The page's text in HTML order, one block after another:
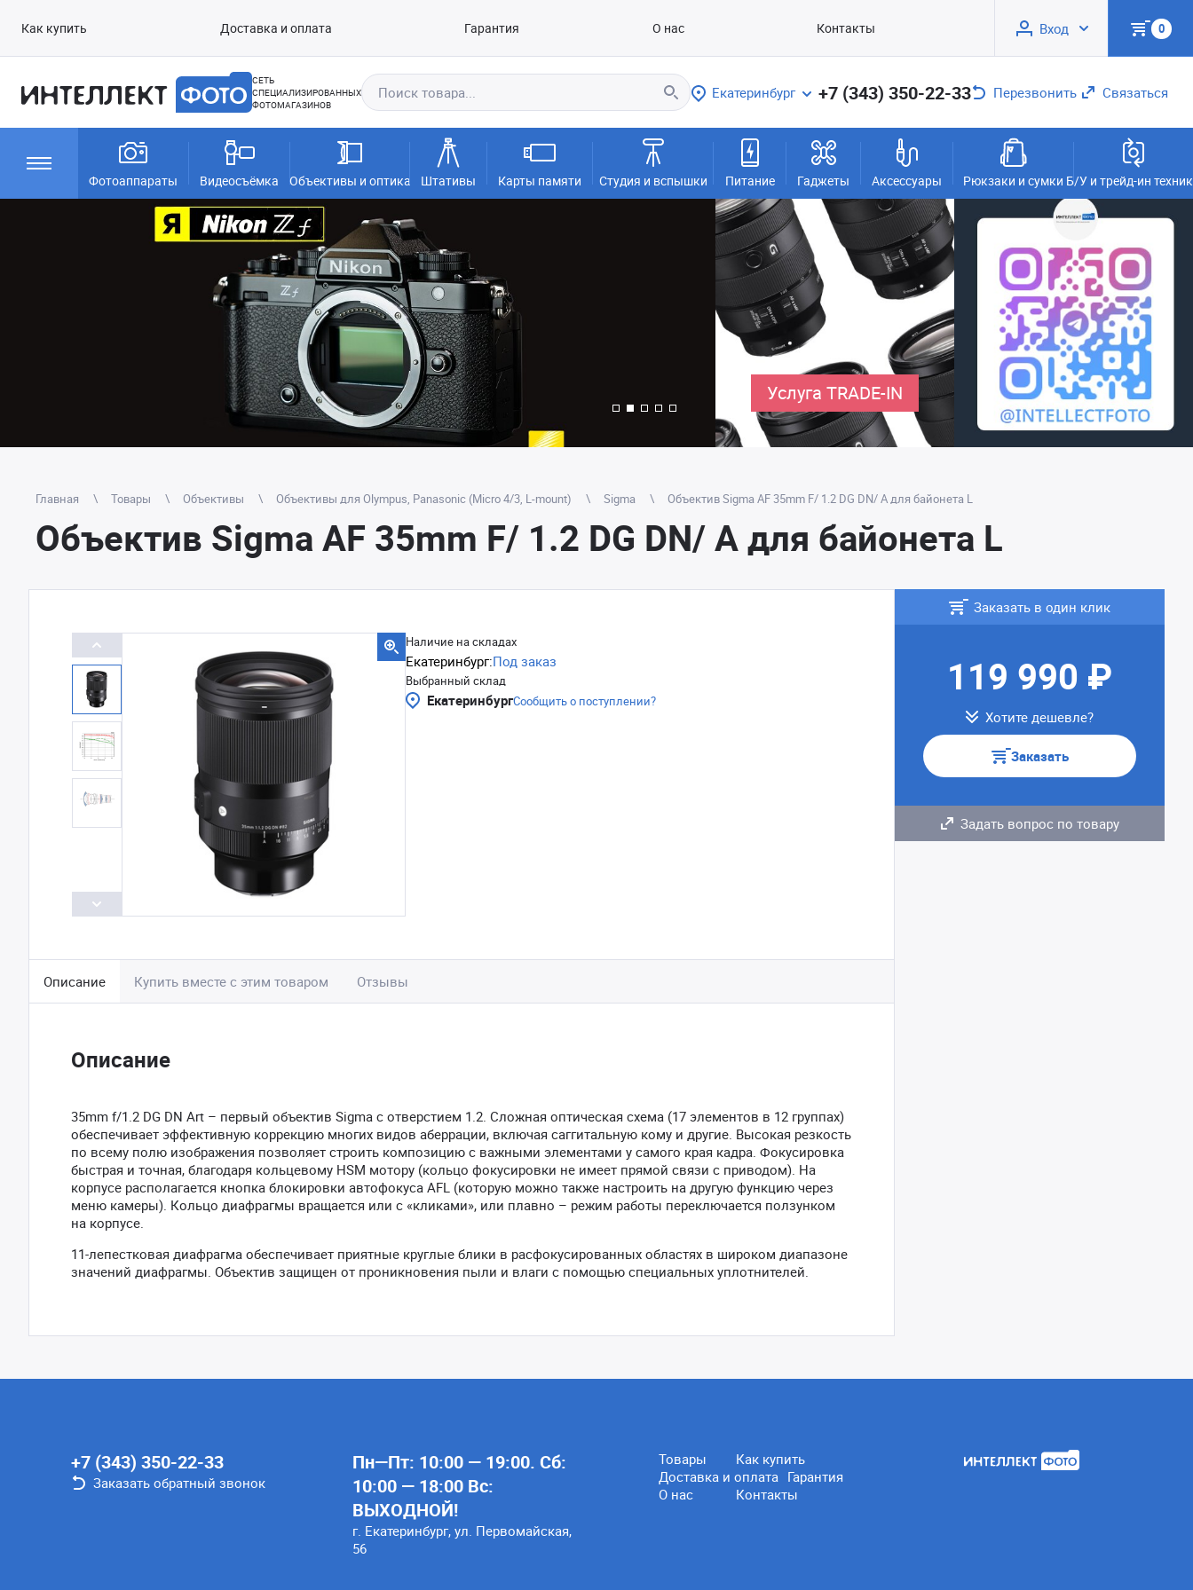
Как купить Доставка и оплата Гарантия О нас Контакты Вход 0
СЕТЬ
СПЕЦИАЛИЗИРОВАННЫХ
ФОТОМАГАЗИНОВ
Екатеринбург +7 (343) 350-22-33 Перезвонить Связаться
Фотоаппараты Видеосъёмка Объективы и оптика Штативы Карты памяти Студия и вспышки Питание Гаджеты Аксессуары Рюкзаки и сумки Б/У и трейд-ин
Услуга TRADE-IN
Главная Товары Объективы Объективы для Olympus, Panasonic (Micro 4/3, L-mount) Sigma Объектив Sigma AF 35mm F/ 1.2 DG DN/ A для байонета L
Объектив Sigma AF 35mm F/ 1.2 DG DN/ A для байонета L
Наличие на складах
Екатеринбург:Под заказ
Выбранный склад
ЕкатеринбургСообщить о поступлении?
Описание Купить вместе с этим товаром Отзывы
Описание
35mm f/1.2 DG DN Art – первый объектив Sigma с отверстием 1.2. Сложная оптическая схема (17 элементов в 12 группах)
обеспечивает эффективную коррекцию многих видов аберрации, включая саггитальную кому и другие. Высокая резкость
по всему полю изображения позволяет строить композицию с важными элементами у самого края кадра. Фокусировка
быстрая и точная, благодаря кольцевому HSM мотору (кольцо фокусировки не имеет прямой связи с приводом). На
корпусе располагается кнопка блокировки автофокуса AFL (которую можно также настроить на другую функцию через
меню камеры). Кольцо диафрагмы вращается или с «кликами», или плавно – режим работы переключается ползунком
на корпусе.
11-лепестковая диафрагма обеспечивает приятные круглые блики в расфокусированных областях в широком диапазоне
значений диафрагмы. Объектив защищен от проникновения пыли и влаги с помощью специальных уплотнителей.
Заказать в один клик
119 990 ₽
Хотите дешевле?
Заказать
Задать вопрос по товару
+7 (343) 350-22-33
Заказать обратный звонок
Пн—Пт: 10:00 — 19:00. Сб:
10:00 — 18:00 Вс:
ВЫХОДНОЙ!
г. Екатеринбург, ул. Первомайская,
56
Товары
Как купить
Доставка и оплата Гарантия
О нас
Контакты